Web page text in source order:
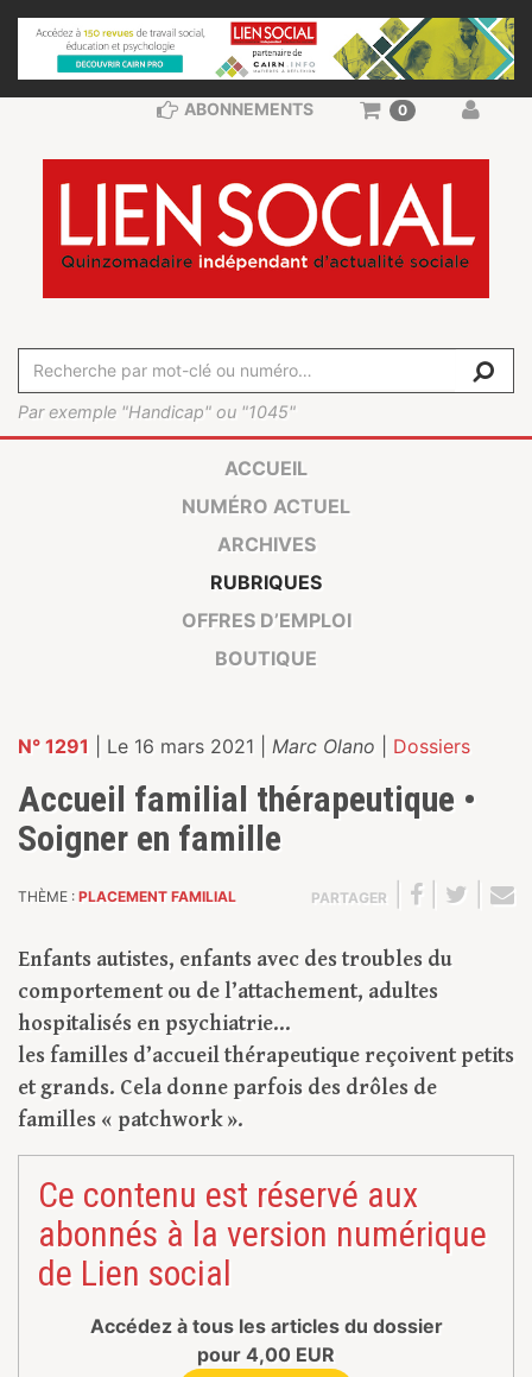
Par exemple "Handicap" ou "1045"
ABONNEMENTS 0
ACCUEIL
NUMÉRO ACTUEL
ARCHIVES
RUBRIQUES
OFFRES D’EMPLOI
BOUTIQUE
N° 1291 | Le 16 mars 2021 | Marc Olano Dossiers
Accueil familial thérapeutique •
Soigner en famille
THÈME : PLACEMENT FAMILIAL PARTAGER
Enfants autistes, enfants avec des troubles du
comportement ou de l’attachement, adultes
hospitalisés en psychiatrie…
les familles d’accueil thérapeutique reçoivent petits
et grands. Cela donne parfois des drôles de
familles « patchwork ».
Ce contenu est réservé aux
abonnés à la version numérique
de Lien social
Accédez à tous les articles du dossier
pour 4,00 EUR